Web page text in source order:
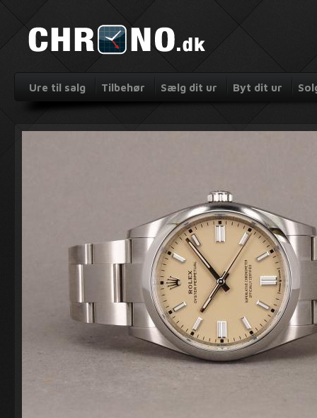
Ure til salg Tilbehør Sælg dit ur Byt dit ur